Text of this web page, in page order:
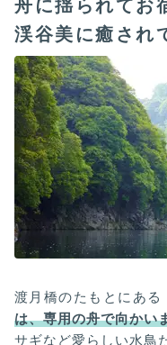
舟に揺られてお
渓谷美に癒され
渡月橋のたもとにあ
は、専用の舟で向かい
サギなど愛らしい水鳥